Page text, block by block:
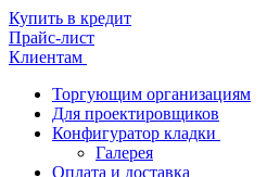
Купить в кредит
Прайс-лист
Клиентам
Торгующим организациям
Для проектировщиков
Конфигуратор кладки
Галерея
Оплата и доставка